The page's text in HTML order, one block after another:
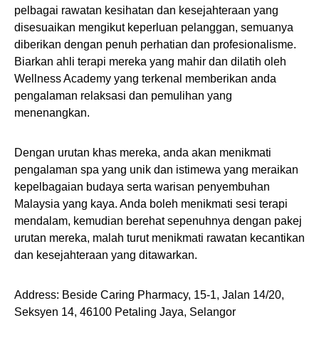
pelbagai rawatan kesihatan dan kesejahteraan yang
disesuaikan mengikut keperluan pelanggan, semuanya
diberikan dengan penuh perhatian dan profesionalisme.
Biarkan ahli terapi mereka yang mahir dan dilatih oleh
Wellness Academy yang terkenal memberikan anda
pengalaman relaksasi dan pemulihan yang
menenangkan.
Dengan urutan khas mereka, anda akan menikmati
pengalaman spa yang unik dan istimewa yang meraikan
kepelbagaian budaya serta warisan penyembuhan
Malaysia yang kaya. Anda boleh menikmati sesi terapi
mendalam, kemudian berehat sepenuhnya dengan pakej
urutan mereka, malah turut menikmati rawatan kecantikan
dan kesejahteraan yang ditawarkan.
Address: Beside Caring Pharmacy, 15-1, Jalan 14/20,
Seksyen 14, 46100 Petaling Jaya, Selangor